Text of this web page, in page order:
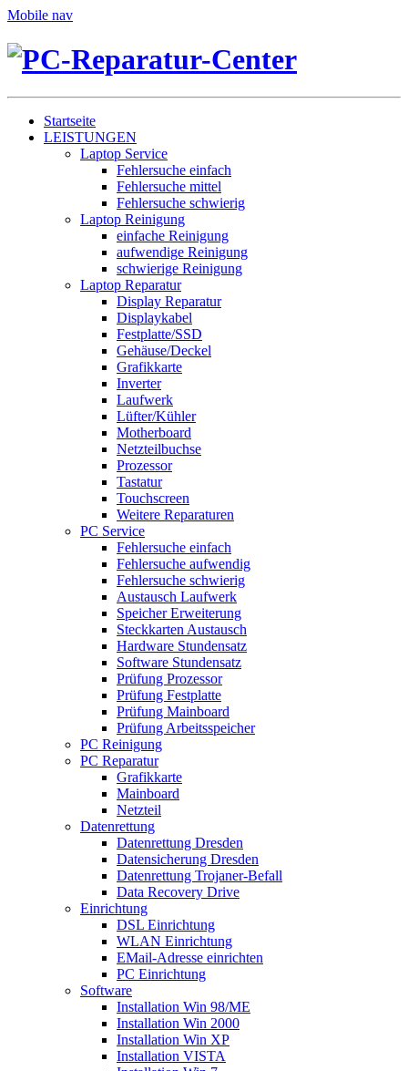
Mobile nav
Startseite
LEISTUNGEN
Laptop Service
Fehlersuche einfach
Fehlersuche mittel
Fehlersuche schwierig
Laptop Reinigung
einfache Reinigung
aufwendige Reinigung
schwierige Reinigung
Laptop Reparatur
Display Reparatur
Displaykabel
Festplatte/SSD
Gehäuse/Deckel
Grafikkarte
Inverter
Laufwerk
Lüfter/Kühler
Motherboard
Netzteilbuchse
Prozessor
Tastatur
Touchscreen
Weitere Reparaturen
PC Service
Fehlersuche einfach
Fehlersuche aufwendig
Fehlersuche schwierig
Austausch Laufwerk
Speicher Erweiterung
Steckkarten Austausch
Hardware Stundensatz
Software Stundensatz
Prüfung Prozessor
Prüfung Festplatte
Prüfung Mainboard
Prüfung Arbeitsspeicher
PC Reinigung
PC Reparatur
Grafikkarte
Mainboard
Netzteil
Datenrettung
Datenrettung Dresden
Datensicherung Dresden
Datenrettung Trojaner-Befall
Data Recovery Drive
Einrichtung
DSL Einrichtung
WLAN Einrichtung
EMail-Adresse einrichten
PC Einrichtung
Software
Installation Win 98/ME
Installation Win 2000
Installation Win XP
Installation VISTA